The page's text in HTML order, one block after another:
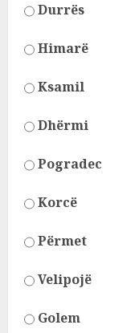
Durrës
Himarë
Ksamil
Dhërmi
Pogradec
Korcë
Përmet
Velipojë
Golem